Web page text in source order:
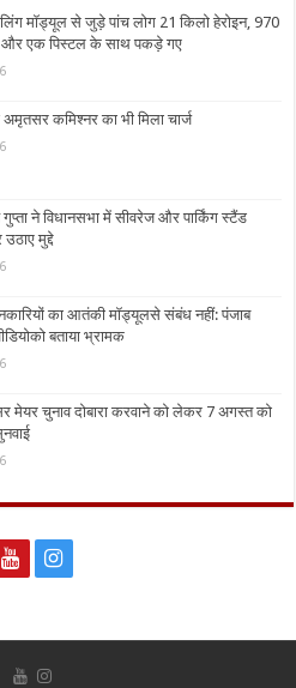
मॉड्यूल से जुड़े पांच लोग 21 किलो हेरोइन, 970
एक पिस्टल के साथ पकड़े गए
कमिश्नर का भी मिला चार्ज
ने विधानसभा में सीवरेज और पार्किंग स्टैंड
मुद्दे
का आतंकी मॉड्यूलसे संबंध नहीं: पंजाब
बताया भ्रामक
मेयर चुनाव दोबारा करवाने को लेकर 7 अगस्त को